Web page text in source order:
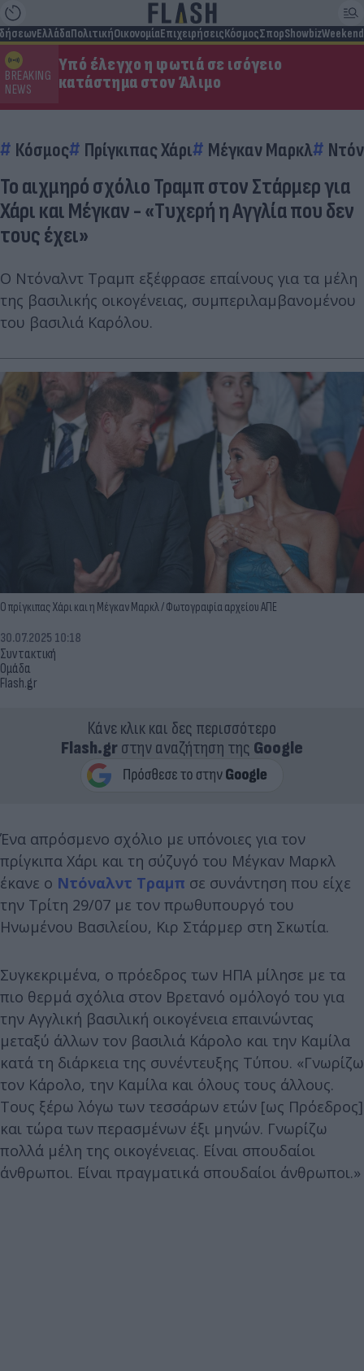
ΕλλάδαΠολιτικήΟικονομίαΕπιχειρήσειςΚόσμοςΣπορShowbizWeekend
BREAKING
NEWS
Υπό έλεγχο η φωτιά σε ισόγειο
κατάστημα στον Άλιμο
Κόσμος Πρίγκιπας Χάρι Μέγκαν Μαρκλ
Το αιχμηρό σχόλιο Τραμπ στον Στάρμερ για
Χάρι και Μέγκαν - «Τυχερή η Αγγλία που δεν
τους έχει»
Ο Ντόναλντ Τραμπ εξέφρασε επαίνους για τα μέλη
της βασιλικής οικογένειας, συμπεριλαμβανομένου
του βασιλιά Καρόλου.
Ο πρίγκιπας Χάρι και η Μέγκαν Μαρκλ / Φωτογραφία αρχείου ΑΠΕ
Συντακτική
Ομάδα
Flash.gr
30.07.2025 10:18
Κάνε κλικ και δες περισσότερο
Flash.grστην αναζήτηση της Google
Ένα απρόσμενο σχόλιο με υπόνοιες για τον
πρίγκιπα Χάρι και τη σύζυγό του Μέγκαν Μαρκλ
έκανε ο Ντόναλντ Τραμπ σε συνάντηση που είχε
την Τρίτη 29/07 με τον πρωθυπουργό του
Hνωμένου Βασιλείου, Κιρ Στάρμερ στη Σκωτία.
Συγκεκριμένα, ο πρόεδρος των ΗΠΑ μίλησε με τα
πιο θερμά σχόλια στον Βρετανό ομόλογό του για
την Αγγλική βασιλική οικογένεια επαινώντας
μεταξύ άλλων τον βασιλιά Κάρολο και την Καμίλα
κατά τη διάρκεια της συνέντευξης Τύπου. «Γνωρίζω
τον Κάρολο, την Καμίλα και όλους τους άλλους.
Τους ξέρω λόγω των τεσσάρων ετών [ως Πρόεδρος]
και τώρα των περασμένων έξι μηνών. Γνωρίζω
πολλά μέλη της οικογένειας. Είναι σπουδαίοι
άνθρωποι. Είναι πραγματικά σπουδαίοι άνθρωποι.»